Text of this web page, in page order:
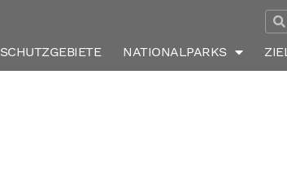
SCHUTZGEBIETE NATIONALPARKS